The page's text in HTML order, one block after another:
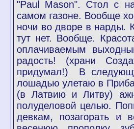
"Paul Mason". Стол с
самом газоне. Вообще
ночи во дворе в нарды.
тут нет. Вообще.
оплачиваемым
радость! (храни
придумал!) В
лошадью улетаю в
(в Латвию и Литву)
полуделовой целью.
девкам, позагорать